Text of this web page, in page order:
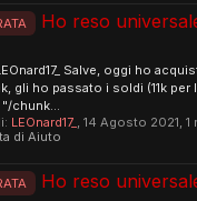
Ho reso
Salve, oggi ho
gli ho passato i soldi (11k per
chunk...
LEOnard17_ , 14 Agosto 2021,
di Aiuto
Ho reso